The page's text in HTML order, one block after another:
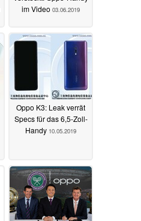
im Video 03.06.2019
Oppo K3: Leak verrät
Specs für das 6,5-Zoll-
Handy 10.05.2019